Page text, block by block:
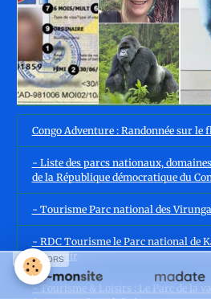
Congo Adventure : Randonnée sur le
- Liste des parcs nationaux,
de la République démocratique du
- Tourisme Parc national des Virunga
- RDC Tourisme le Parc national de
découvrir
- Tourisme & Loisirs : Le Parc de la
SPONSORS